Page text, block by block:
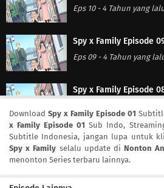
Eps 10- 4 Tahun yang
Spy x Family Episode
Eps 09- 4 Tahun yang
Spy x Family Episode
Spy x Family Episode 07
Eps 07 4 Tahun yang lalu
Download Spy x Family Episode 01
x Family Episode 01 Sub Indo,
Subtitle Indonesia, jangan lupa untuk
Spy x Family selalu update diNonton
menonton Series terbaru lainnya.